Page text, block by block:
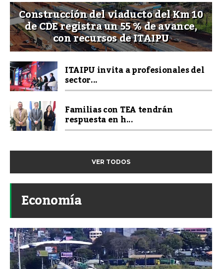
Construcción del viaducto del Km 10
de CDE registra un 55 % de avance,
con recursos de ITAIPU
ITAIPU invita a profesionales del
sector...
Familias con TEA tendrán
respuesta en h...
VER TODOS
Economía